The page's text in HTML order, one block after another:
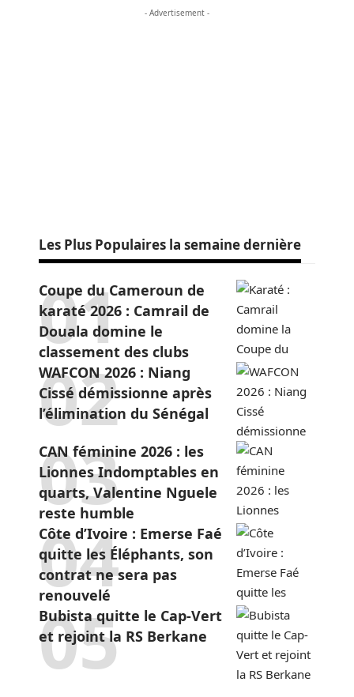
- Advertisement -
Les Plus Populaires la semaine dernière
Coupe du Cameroun de
karaté 2026 : Camrail de
Douala domine le
classement des clubs
WAFCON 2026 : Niang
Cissé démissionne après
l’élimination du Sénégal
CAN féminine 2026 : les
Lionnes Indomptables en
quarts, Valentine Nguele
reste humble
Côte d’Ivoire : Emerse Faé
quitte les Éléphants, son
contrat ne sera pas
renouvelé
Bubista quitte le Cap-Vert
et rejoint la RS Berkane